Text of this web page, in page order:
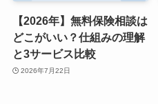
【2026年】無料保険相談は
どこがいい？仕組みの理解
と3サービス比較
2026年7月22日